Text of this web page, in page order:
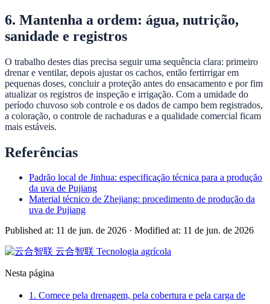
6. Mantenha a ordem: água, nutrição,
sanidade e registros
O trabalho destes dias precisa seguir uma sequência clara: primeiro
drenar e ventilar, depois ajustar os cachos, então fertirrigar em
pequenas doses, concluir a proteção antes do ensacamento e por fim
atualizar os registros de inspeção e irrigação. Com a umidade do
período chuvoso sob controle e os dados de campo bem registrados,
a coloração, o controle de rachaduras e a qualidade comercial ficam
mais estáveis.
Referências
Padrão local de Jinhua: especificação técnica para a produção
da uva de Pujiang
Material técnico de Zhejiang: procedimento de produção da
uva de Pujiang
Published at: 11 de jun. de 2026 · Modified at: 11 de jun. de 2026
云合智联 Tecnologia agrícola
Nesta página
1. Comece pela drenagem, pela cobertura e pela carga de